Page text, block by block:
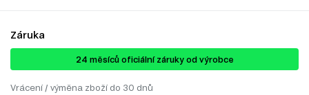
Záruka
24 ​​​​měsíců oficiální záruky od výrobce
Vrácení / výměna zboží do 30 dnů